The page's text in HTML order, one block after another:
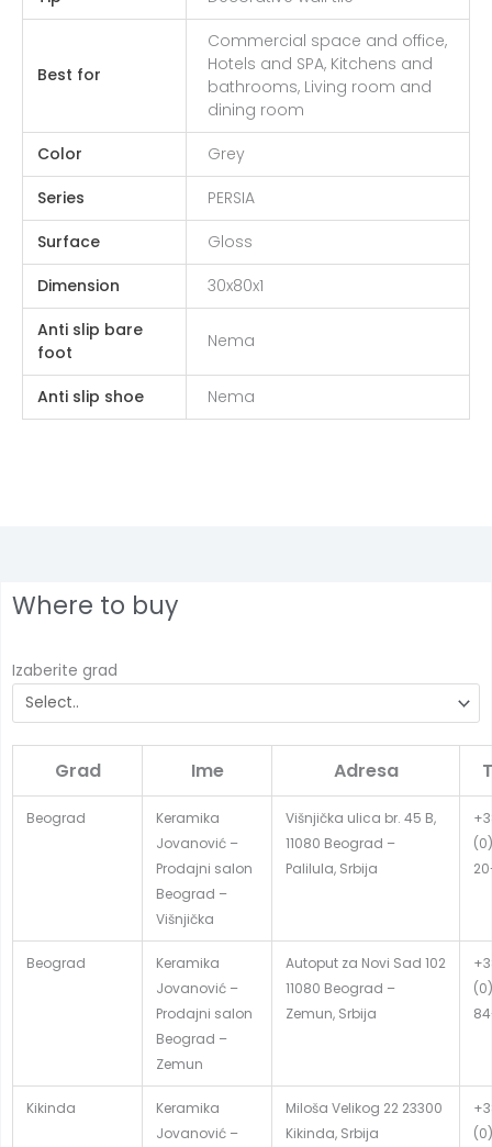
Best for
Commercial space and office,
Hotels and SPA, Kitchens and
bathrooms, Living room and
dining room
Color
Grey
Series
PERSIA
Surface
Gloss
Dimension
30x80x1
Anti slip bare
foot
Nema
Anti slip shoe Nema
Where to buy
Izaberite grad
Grad Ime Adresa
Beograd
Keramika
Jovanović –
Prodajni salon
Beograd –
Višnjička
Višnjička ulica br. 45 B,
11080 Beograd –
Palilula, Srbija
Beograd
Keramika
Jovanović –
Prodajni salon
Beograd –
Zemun
Autoput za Novi Sad 102
11080 Beograd –
Zemun, Srbija
Kikinda
Keramika
Jovanović –
Miloša Velikog 22 23300
Kikinda, Srbija